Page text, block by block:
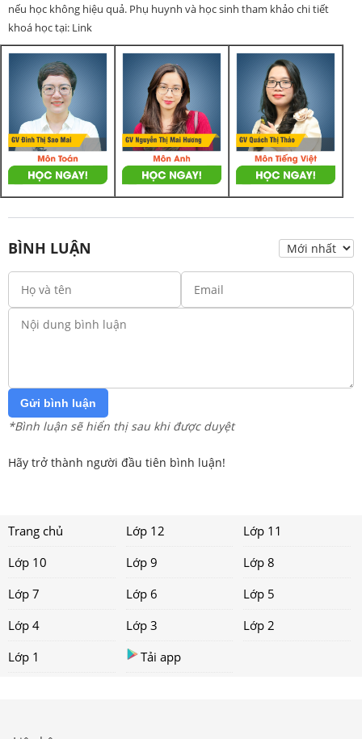
nếu học không hiệu quả. Phụ huynh và học sinh tham khảo chi tiết
khoá học tại: Link
BÌNH LUẬN
Gửi bình luận
*Bình luận sẽ hiển thị sau khi được duyệt
Hãy trở thành người đầu tiên bình luận!
Trang chủ Lớp 12
Lớp 11
Lớp 10
Lớp 9
Lớp 8
Lớp 7
Lớp 6
Lớp 5
Lớp 4
Lớp 3
Lớp 2
Lớp 1
Tải app